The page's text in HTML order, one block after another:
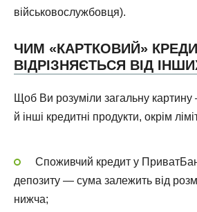
військовослужбовця).
ЧИМ «КАРТКОВИЙ»
ВІДРІЗНЯЄТЬСЯ ВІД
Щоб Ви розуміли загальну
й інші кредитні продукти, окрім
Споживчий кредит у
депозиту — сума залежить від
нижча;